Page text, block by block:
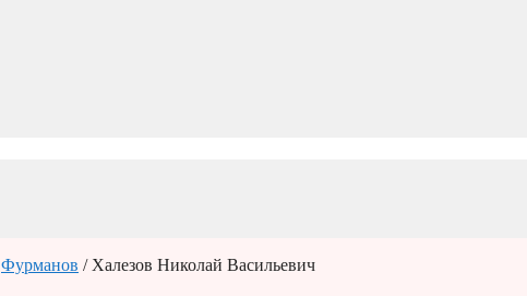
Фурманов / Халезов Николай Васильевич